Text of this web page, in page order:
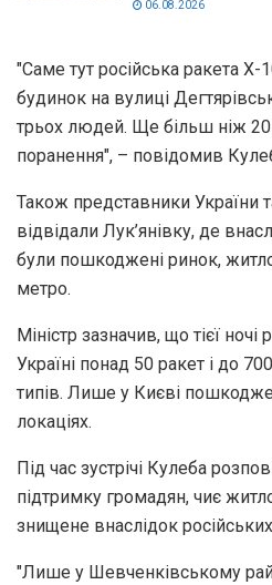
06.08.2026
"Саме тут російська ракета
будинок на вулиці
трьох людей. Ще більш ніж
поранення", – повідомив
Також представники України
відвідали Лук’янівку, де
були пошкоджені ринок,
метро.
Міністр зазначив, що тієї ночі
Україні понад 50 ракет і до
типів. Лише у Києві
локаціях.
Під час зустрічі Кулеба
підтримку громадян, чиє
знищене внаслідок
"Лише у Шевченківському